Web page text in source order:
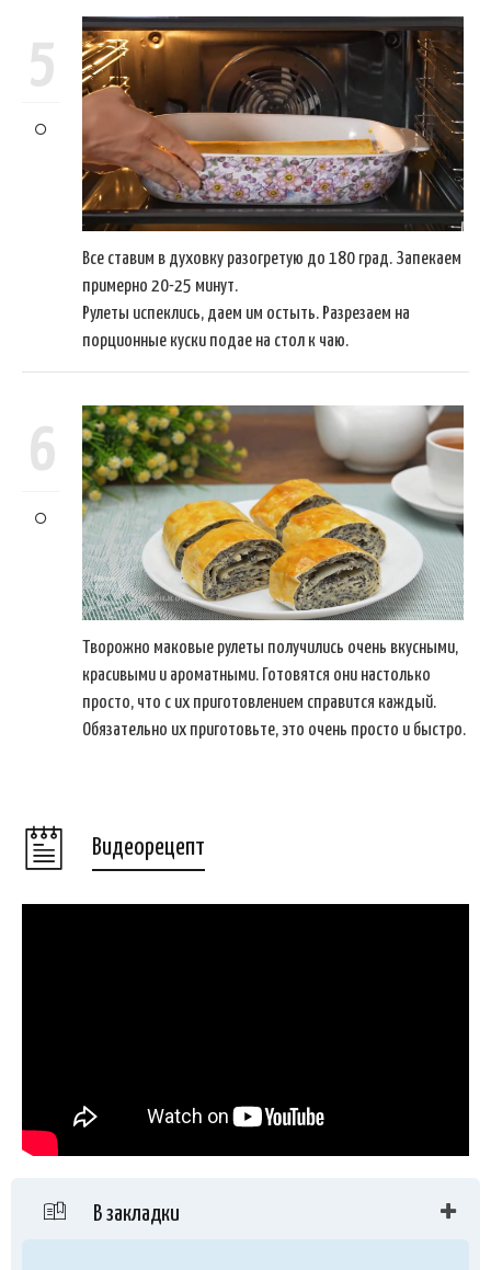
5
Все ставим в духовку разогретую до 180 град. Запекаем
примерно 20-25 минут.
Рулеты испеклись, даем им остыть. Разрезаем на
порционные куски подае на стол к чаю.
6
Творожно маковые рулеты получились очень вкусными,
красивыми и ароматными. Готовятся они настолько
просто, что с их приготовлением справится каждый.
Обязательно их приготовьте, это очень просто и быстро.
Видеорецепт
В закладки